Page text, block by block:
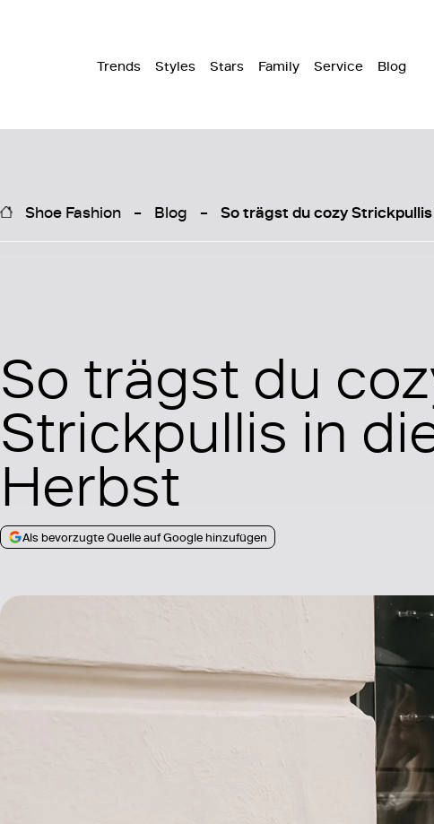
Trends Styles Stars Family Service Blog
Shoe Fashion Blog So trägst du cozy
So trägst du
Strickpullis in
Herbst
Als bevorzugte Quelle auf Google hinzufügen